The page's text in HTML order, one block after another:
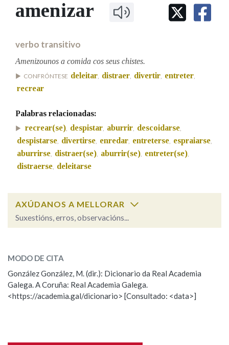
IDENTIDADE CORPORATIVA
MARCIAL DEL ADALID
FIGURAS HOMENAXEADAS
PRIMAVERA DAS LETRAS
PORTAL DAS PALABRAS
Facebook
TwitterYoutubeInstagram
Bluesky
BUSCAR NOS LEMAS
Remata por
Contén
BUSCAR NO CONTIDO
Nos exemplos
Na fraseoloxía
OUTRAS OPCIÓNS DE BUSCA
amenizar
verbo transitivo
Amenizounos a comida cos seus chistes.
CONFRÓNTESE deleitar, distraer, divertir, entreter,
recrear
Palabras relacionadas:
recrear(se), despistar, aburrir, descoidarse,
despistarse, divertirse, enredar, entreterse, espraiarse,
aburrirse, distraer(se), aburrir(se), entreter(se),
distraerse, deleitarse
AXÚDANOS A MELLORAR
Suxestións, erros, observacións...
ESCOLLE UNHA OPCIÓN:
Observación Hai un erro na palabra
Propoño mellorar a definición
MODO DE CITA
González González, M. (dir.): Dicionario da Real Academia
Galega. A Coruña: Real Academia Galega.
<https://academia.gal/dicionario> [Consultado: <data>]